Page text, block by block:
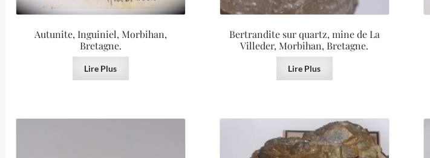
Autunite, Inguiniel, Morbihan,
Bretagne.
Lire Plus
Bertrandite sur quartz, mine de La
Villeder, Morbihan, Bretagne.
Lire Plus